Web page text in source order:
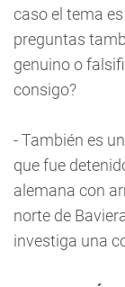
caso el tema
preguntas
genuino o
consigo?
- También es
que fue
alemana con
norte de
investiga una